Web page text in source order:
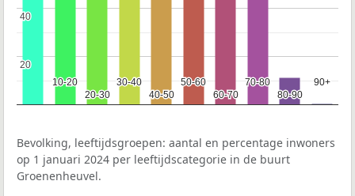
10-20
10-20
20-30
20-30
30-40
30-40
40-50
40-50
50-60
50-60
60-70
60-70
70-80
70-80
80-90
80-90
90+
90+
20
20
40
40
Bevolking, leeftijdsgroepen: aantal en percentage inwoners
op 1 januari 2024 per leeftijdscategorie in de buurt
Groenenheuvel.